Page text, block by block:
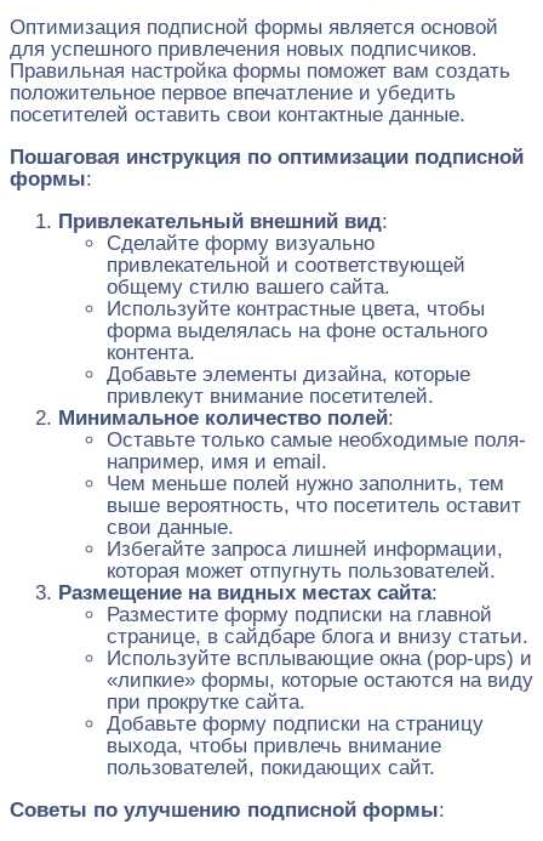
Оптимизация подписной формы является основой
для успешного привлечения новых подписчиков.
Правильная настройка формы поможет вам создать
положительное первое впечатление и убедить
посетителей оставить свои контактные данные.
Пошаговая инструкция по оптимизации подписной
формы:
Привлекательный внешний вид:
Сделайте форму визуально
привлекательной и соответствующей
общему стилю вашего сайта.
Используйте контрастные цвета, чтобы
форма выделялась на фоне остального
контента.
Добавьте элементы дизайна, которые
привлекут внимание посетителей.
Минимальное количество полей:
Оставьте только самые необходимые поля-
например, имя и email.
Чем меньше полей нужно заполнить, тем
выше вероятность, что посетитель оставит
свои данные.
Избегайте запроса лишней информации,
которая может отпугнуть пользователей.
Размещение на видных местах сайта:
Разместите форму подписки на главной
странице, в сайдбаре блога и внизу статьи.
Используйте всплывающие окна (pop-ups) и
«липкие» формы, которые остаются на виду
при прокрутке сайта.
Добавьте форму подписки на страницу
выхода, чтобы привлечь внимание
пользователей, покидающих сайт.
Советы по улучшению подписной формы: